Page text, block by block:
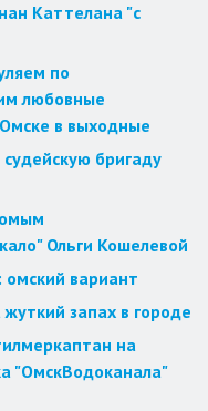
Каттелана "с
по
любовные
в выходные
бригаду
Ольги Кошелевой
вариант
запах в городе
на
"ОмскВодоканала"